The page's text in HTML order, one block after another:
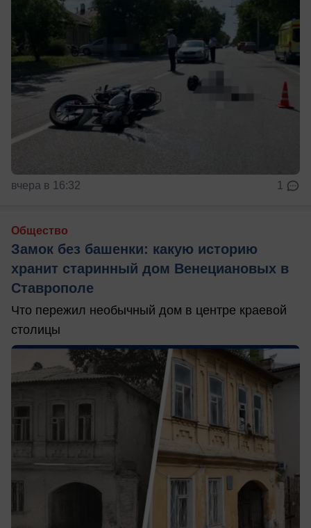
вчера в 16:32 1
Общество
Замок без башенки: какую историю
хранит старинный дом Венециановых в
Ставрополе
Что пережил необычный дом в центре краевой
столицы